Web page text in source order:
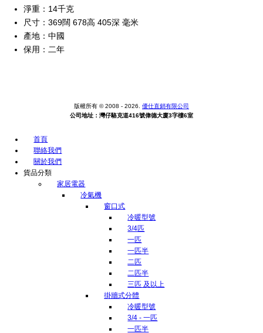
淨重：14千克
尺寸：369闊 678高 405深 毫米
產地：中國
保用：二年
版權所有 © 2008 - 2026. 優仕直銷有限公司
公司地址：灣仔駱克道416號偉德大廈3字樓6室
首頁
聯絡我們
關於我們
貨品分類
家居電器
冷氣機
窗口式
冷暖型號
3/4匹
一匹
一匹半
二匹
二匹半
三匹 及以上
掛牆式分體
冷暖型號
3/4 - 一匹
一匹半